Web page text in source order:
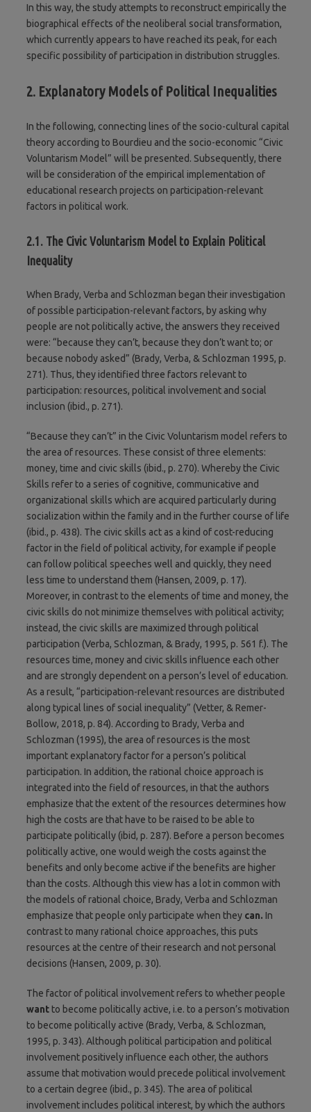
In this way, the study attempts to reconstruct empirically the
biographical effects of the neoliberal social transformation,
which currently appears to have reached its peak, for each
specific possibility of participation in distribution struggles.
2. Explanatory Models of Political Inequalities
In the following, connecting lines of the socio-cultural capital
theory according to Bourdieu and the socio-economic “Civic
Voluntarism Model” will be presented. Subsequently, there
will be consideration of the empirical implementation of
educational research projects on participation-relevant
factors in political work.
2.1. The Civic Voluntarism Model to Explain Political
Inequality
When Brady, Verba and Schlozman began their investigation
of possible participation-relevant factors, by asking why
people are not politically active, the answers they received
were: “because they can’t, because they don’t want to; or
because nobody asked” (Brady, Verba, & Schlozman 1995, p.
271). Thus, they identified three factors relevant to
participation: resources, political involvement and social
inclusion (ibid., p. 271).
“Because they can’t” in the Civic Voluntarism model refers to
the area of resources. These consist of three elements:
money, time and civic skills (ibid., p. 270). Whereby the Civic
Skills refer to a series of cognitive, communicative and
organizational skills which are acquired particularly during
socialization within the family and in the further course of life
(ibid., p. 438). The civic skills act as a kind of cost-reducing
factor in the field of political activity, for example if people
can follow political speeches well and quickly, they need
less time to understand them (Hansen, 2009, p. 17).
Moreover, in contrast to the elements of time and money, the
civic skills do not minimize themselves with political activity;
instead, the civic skills are maximized through political
participation (Verba, Schlozman, & Brady, 1995, p. 561 f.). The
resources time, money and civic skills influence each other
and are strongly dependent on a person’s level of education.
As a result, “participation-relevant resources are distributed
along typical lines of social inequality” (Vetter, & Remer-
Bollow, 2018, p. 84). According to Brady, Verba and
Schlozman (1995), the area of resources is the most
important explanatory factor for a person’s political
participation. In addition, the rational choice approach is
integrated into the field of resources, in that the authors
emphasize that the extent of the resources determines how
high the costs are that have to be raised to be able to
participate politically (ibid, p. 287). Before a person becomes
politically active, one would weigh the costs against the
benefits and only become active if the benefits are higher
than the costs. Although this view has a lot in common with
the models of rational choice, Brady, Verba and Schlozman
emphasize that people only participate when they can. In
contrast to many rational choice approaches, this puts
resources at the centre of their research and not personal
decisions (Hansen, 2009, p. 30).
The factor of political involvement refers to whether people
want to become politically active, i.e. to a person’s motivation
to become politically active (Brady, Verba, & Schlozman,
1995, p. 343). Although political participation and political
involvement positively influence each other, the authors
assume that motivation would precede political involvement
to a certain degree (ibid., p. 345). The area of political
involvement includes political interest, by which the authors